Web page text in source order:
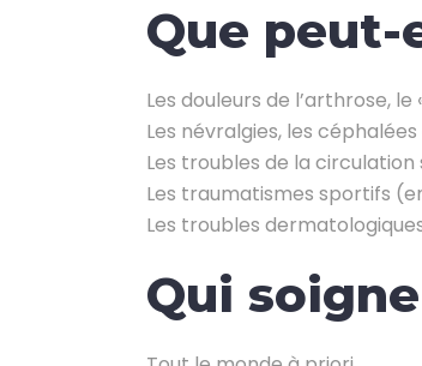
Que peut-
Les douleurs de l’arthrose,
Les névralgies, les
Les troubles de la
Les traumatismes sportifs
Les troubles
Qui